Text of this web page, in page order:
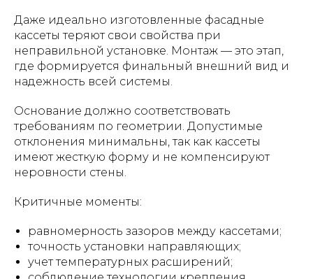
Даже идеально изготовленные фасадные
кассеты теряют свои свойства при
неправильной установке. Монтаж — это этап,
где формируется финальный внешний вид и
надежность всей системы.
Основание должно соответствовать
требованиям по геометрии. Допустимые
отклонения минимальны, так как кассеты
имеют жесткую форму и не компенсируют
неровности стены.
Критичные моменты:
равномерность зазоров между кассетами;
точность установки направляющих;
учет температурных расширений;